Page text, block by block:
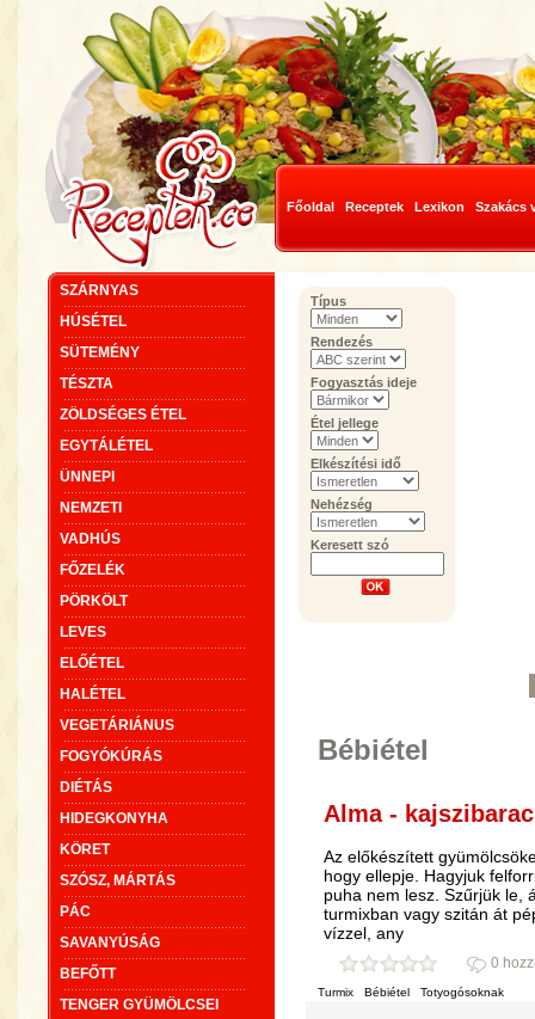
Főoldal Receptek Lexikon Szakács
SZÁRNYAS
HÚSÉTEL
SÜTEMÉNY
TÉSZTA
ZÖLDSÉGES ÉTEL
EGYTÁLÉTEL
ÜNNEPI
NEMZETI
VADHÚS
FŐZELÉK
PÖRKÖLT
LEVES
ELŐÉTEL
HALÉTEL
VEGETÁRIÁNUS
FOGYÓKÚRÁS
DIÉTÁS
HIDEGKONYHA
KÖRET
SZÓSZ, MÁRTÁS
PÁC
SAVANYÚSÁG
BEFŐTT
TENGER GYÜMÖLCSEI
Típus
Rendezés
Fogyasztás ideje
Étel jellege
Elkészítési idő
Nehézség
Keresett szó
Bébiétel
Alma -
Az előkészített
hogy ellepje. Hagyjuk
puha nem lesz. Szűrjük le,
turmixban vagy szitán át
vízzel, any
0
Turmix Bébiétel Totyogósoknak